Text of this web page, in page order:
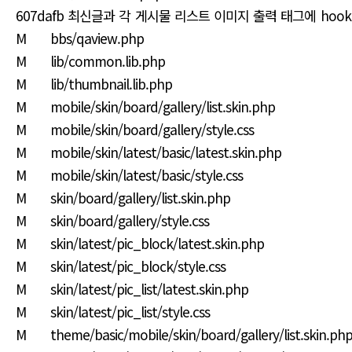
607dafb 최신글과 각 게시물 리스트 이미지 출력 태그에
M bbs/qaview.php
M lib/common.lib.php
M lib/thumbnail.lib.php
M mobile/skin/board/gallery/list.skin.php
M mobile/skin/board/gallery/style.css
M mobile/skin/latest/basic/latest.skin.php
M mobile/skin/latest/basic/style.css
M skin/board/gallery/list.skin.php
M skin/board/gallery/style.css
M skin/latest/pic_block/latest.skin.php
M skin/latest/pic_block/style.css
M skin/latest/pic_list/latest.skin.php
M skin/latest/pic_list/style.css
M theme/basic/mobile/skin/board/gallery/list.skin.php